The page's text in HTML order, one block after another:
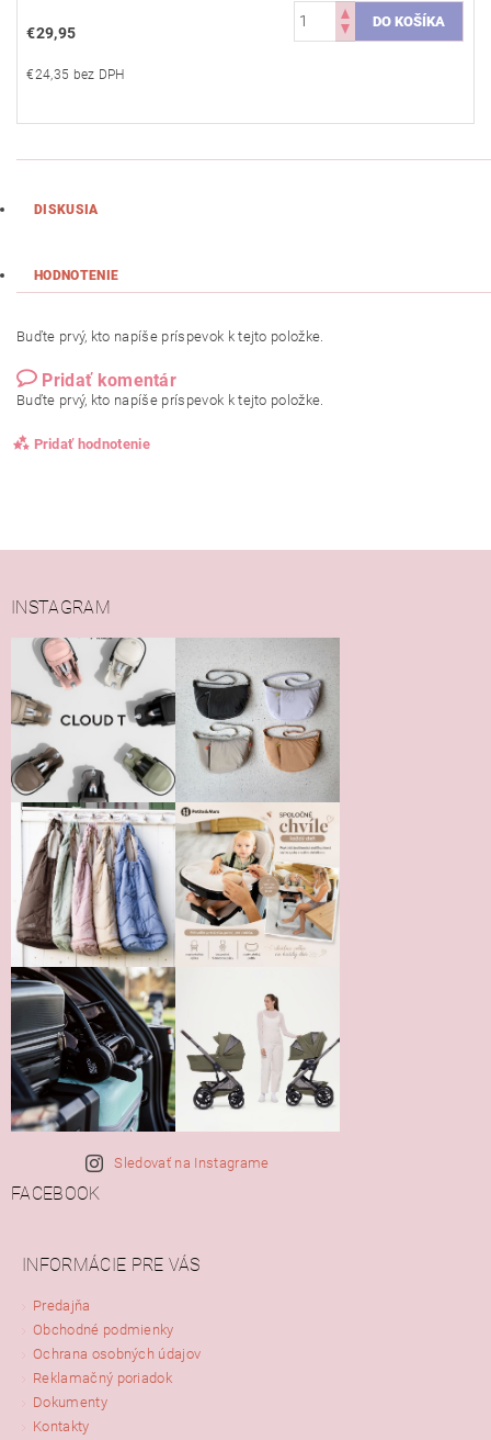
€29,95
€24,35 bez DPH
DISKUSIA
HODNOTENIE
Buďte prvý, kto napíše príspevok k tejto položke.
Pridať komentár
Buďte prvý, kto napíše príspevok k tejto položke.
Pridať hodnotenie
Vložením hodnotenie súhlasíte s
podmienkami ochrany
osobných údajov
INSTAGRAM
Sledovať na Instagrame
FACEBOOK
INFORMÁCIE PRE VÁS
Predajňa
Obchodné podmienky
Ochrana osobných údajov
Reklamačný poriadok
Dokumenty
Kontakty